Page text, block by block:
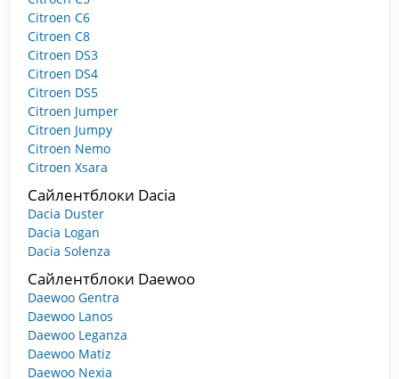
Citroen C6
Citroen C8
Citroen DS3
Citroen DS4
Citroen DS5
Citroen Jumper
Citroen Jumpy
Citroen Nemo
Citroen Xsara
Сайлентблоки Dacia
Dacia Duster
Dacia Logan
Dacia Solenza
Сайлентблоки Daewoo
Daewoo Gentra
Daewoo Lanos
Daewoo Leganza
Daewoo Matiz
Daewoo Nexia